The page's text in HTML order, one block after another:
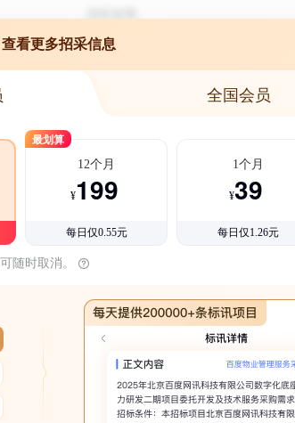
看更多招采信息
全国会员
最划算
12个月
¥199
每日仅0.55元
1个月
¥39
每日仅1.26元
随时取消。